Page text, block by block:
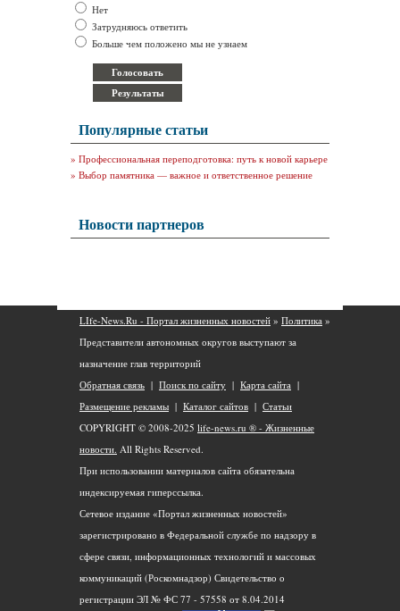
Нет
Затрудняюсь ответить
Больше чем положено мы не узнаем
Популярные статьи
» Профессиональная переподготовка: путь к новой карьере
» Выбор памятника — важное и ответственное решение
Новости партнеров
LIfe-News.Ru - Портал жизненных новостей » Политика »
Представители автономных округов выступают за
назначение глав территорий
Обратная связь | Поиск по сайту | Карта сайта |
Размещение рекламы | Каталог сайтов | Статьи
COPYRIGHT © 2008-2025 life-news.ru ® - Жизненные
новости. All Rights Reserved.
При использовании материалов сайта обязательна
индексируемая гиперссылка.
Сетевое издание «Портал жизненных новостей»
зарегистрировано в Федеральной службе по надзору в
сфере связи, информационных технологий и массовых
коммуникаций (Роскомнадзор) Свидетельство о
регистрации ЭЛ № ФС 77 - 57558 от 8.04.2014